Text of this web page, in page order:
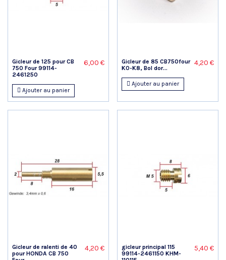
Gicleur de 125 pour CB
750 Four 99114-
2461250
6,00 €
Ajouter au panier
Gicleur de 85 CB750four
K0-K8, Bol dor...
4,20 €
Ajouter au panier
Gicleur de ralenti de 40
pour HONDA CB 750
4,20 €
gicleur principal 115
99114-2461150 KHM-
5,40 €